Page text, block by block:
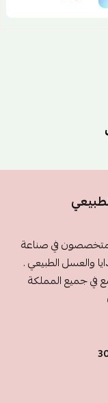
للعطور والعسل الطبيعي منذ 1985 متخصصون في صناعة
والعسل الطبيعي .